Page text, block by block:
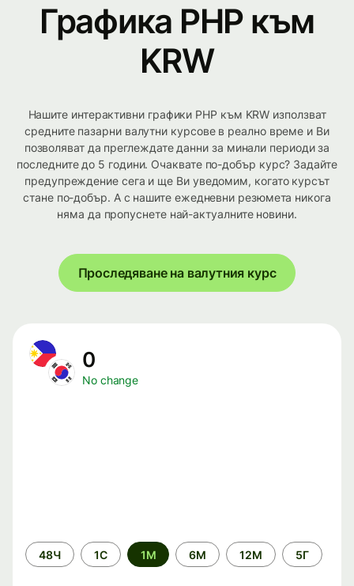
Графика PHP към
KRW
Нашите интерактивни графики PHP към KRW използват
средните пазарни валутни курсове в реално време и Ви
позволяват да преглеждате данни за минали периоди за
последните до 5 години. Очаквате по-добър курс? Задайте
предупреждение сега и ще Ви уведомим, когато курсът
стане по-добър. А с нашите ежедневни резюмета никога
няма да пропуснете най-актуалните новини.
Проследяване на валутния курс
0
No change
Time
period
48Ч 1С 1М 6М 12М 5Г